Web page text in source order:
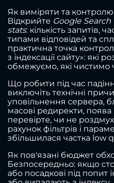
Як виміряти та
Відкрийте Google Search
stats: кількість запитів,
типами відповідей та
практична точка
з індексації сайту»: які
обмежуємо, які чистимо
Що робити під час
виключіть технічні
уповільнення сервера,
масові редиректи,
перевірте, чи не
рахунок фільтрів і
збільшилася частка low
Як пов'язані бюджет
Безпосередньо: якщо
або посадкові під попит